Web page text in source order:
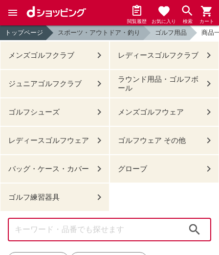
閲覧履歴 お気に入り 検索 カート
トップページ スポーツ・アウトドア・釣り ゴルフ用品 商品
メンズゴルフクラブ レディースゴルフクラブ
ジュニアゴルフクラブ
ラウンド用品・ゴルフボ
ール
ゴルフシューズ メンズゴルフウェア
レディースゴルフウェア ゴルフウェア その他
バッグ・ケース・カバー グローブ
ゴルフ練習器具